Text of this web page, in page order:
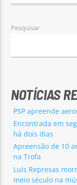
Pesquisar
NOTÍCIAS
PSP apreende
Encontrada em
há dois dias
Apreensão de 10
na Trofa
Luís Represas
meio século na